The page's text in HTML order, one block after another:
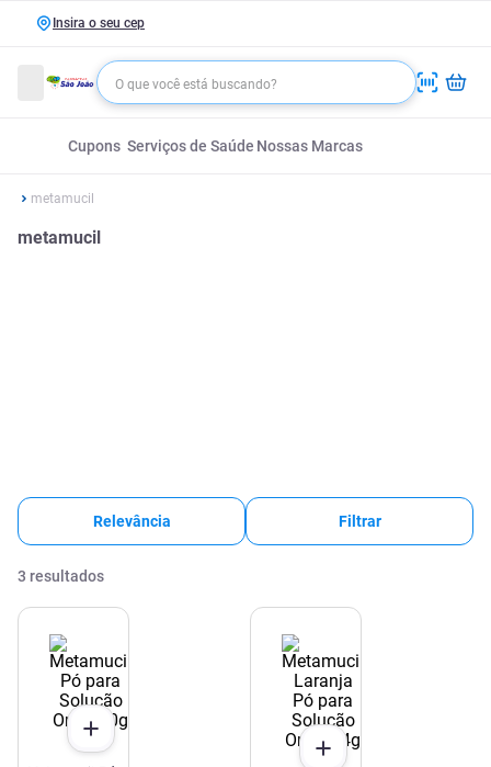
Insira o seu cep
Cupons Serviços de Saúde Nossas Marcas
metamucil
metamucil
Relevância Filtrar
3 resultados